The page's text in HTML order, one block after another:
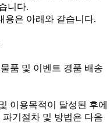
니다.
용은 아래와 같습니다.
품 및 이벤트 경품 배송
이용목적이 달성된 후에
기절차 및 방법은 다음